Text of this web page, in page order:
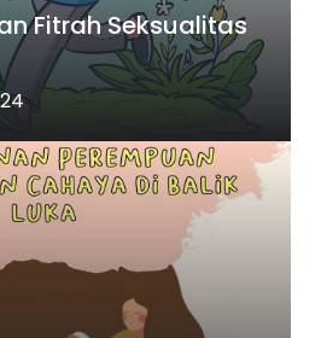
Fitrah Seksualitas